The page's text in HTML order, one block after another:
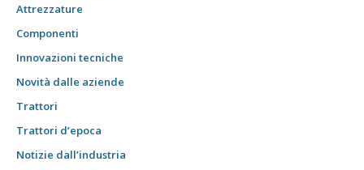
Attrezzature
Componenti
Innovazioni tecniche
Novità dalle aziende
Trattori
Trattori d’epoca
Notizie dall’industria